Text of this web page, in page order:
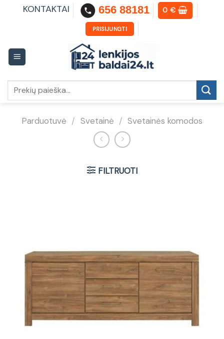
KONTAKTAI 656 88181 0€
PRISIJUNGTI
Parduotuvė / Svetainė / Svetainės komodos
FILTRUOTI